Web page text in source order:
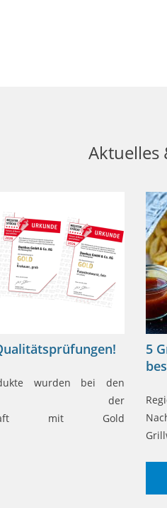
Aktuelles
wurden bei den
der
mit Gold
5